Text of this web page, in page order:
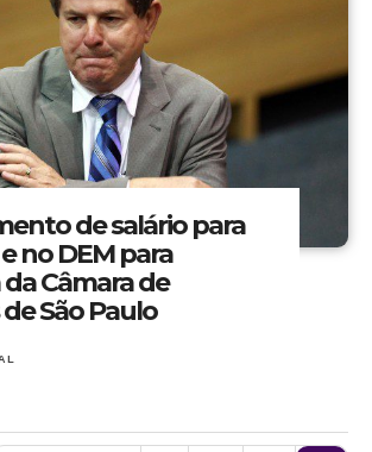
de salário para
no DEM para
Câmara de
São Paulo